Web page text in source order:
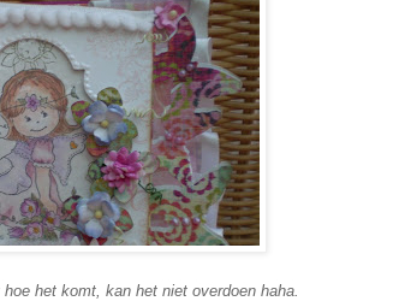
het komt, kan het niet overdoen haha.